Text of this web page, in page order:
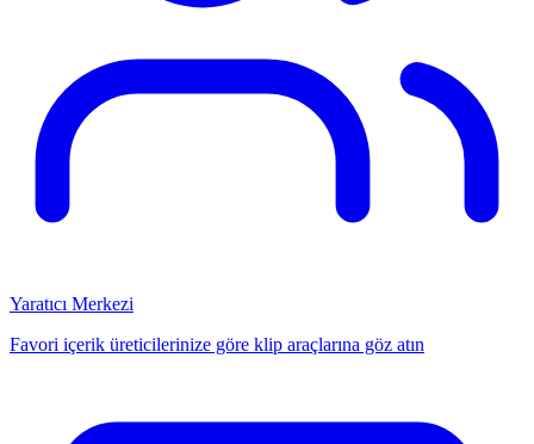
Yaratıcı Merkezi
Favori içerik üreticilerinize göre klip araçlarına göz atın